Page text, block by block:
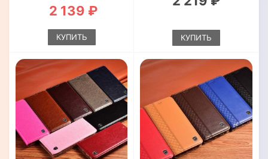
2 139 ₽
КУПИТЬ КУПИТЬ